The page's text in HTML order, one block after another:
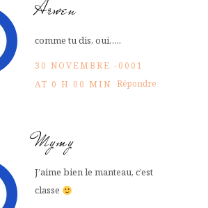
Arwen
comme tu dis, oui…..
30 NOVEMBRE -0001
AT 0 H 00 MIN Répondre
Mymy
J’aime bien le manteau, c’est
classe